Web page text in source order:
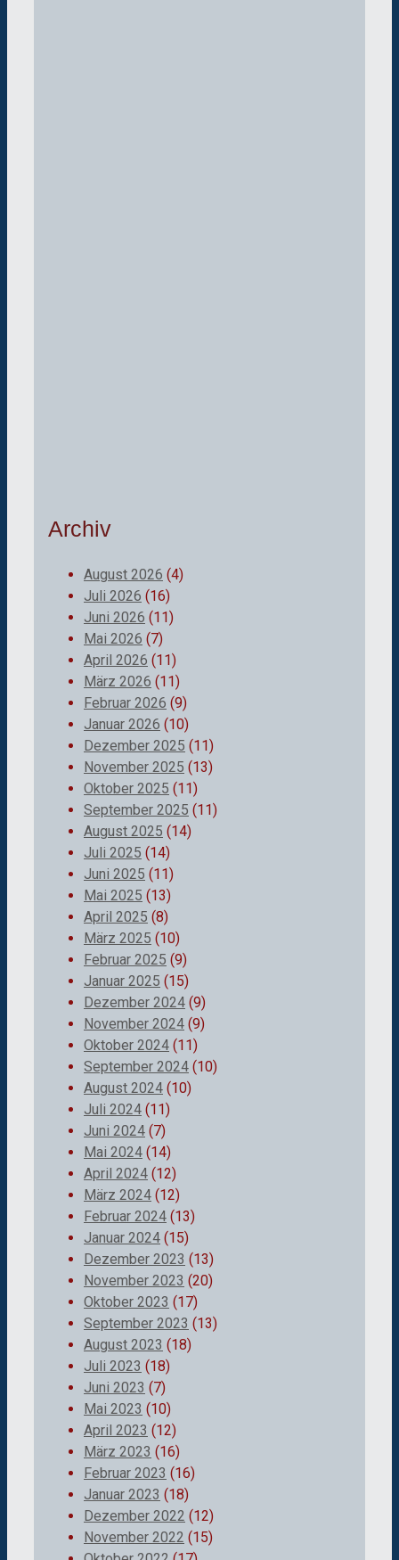
Archiv
August 2026 (4)
Juli 2026 (16)
Juni 2026 (11)
Mai 2026 (7)
April 2026 (11)
März 2026 (11)
Februar 2026 (9)
Januar 2026 (10)
Dezember 2025 (11)
November 2025 (13)
Oktober 2025 (11)
September 2025 (11)
August 2025 (14)
Juli 2025 (14)
Juni 2025 (11)
Mai 2025 (13)
April 2025 (8)
März 2025 (10)
Februar 2025 (9)
Januar 2025 (15)
Dezember 2024 (9)
November 2024 (9)
Oktober 2024 (11)
September 2024 (10)
August 2024 (10)
Juli 2024 (11)
Juni 2024 (7)
Mai 2024 (14)
April 2024 (12)
März 2024 (12)
Februar 2024 (13)
Januar 2024 (15)
Dezember 2023 (13)
November 2023 (20)
Oktober 2023 (17)
September 2023 (13)
August 2023 (18)
Juli 2023 (18)
Juni 2023 (7)
Mai 2023 (10)
April 2023 (12)
März 2023 (16)
Februar 2023 (16)
Januar 2023 (18)
Dezember 2022 (12)
November 2022 (15)